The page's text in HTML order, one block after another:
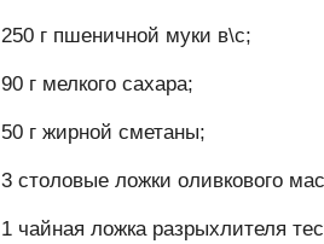
250 г пшеничной муки в\с;
90 г мелкого сахара;
50 г жирной сметаны;
3 столовые ложки оливкового
1 чайная ложка разрыхлителя